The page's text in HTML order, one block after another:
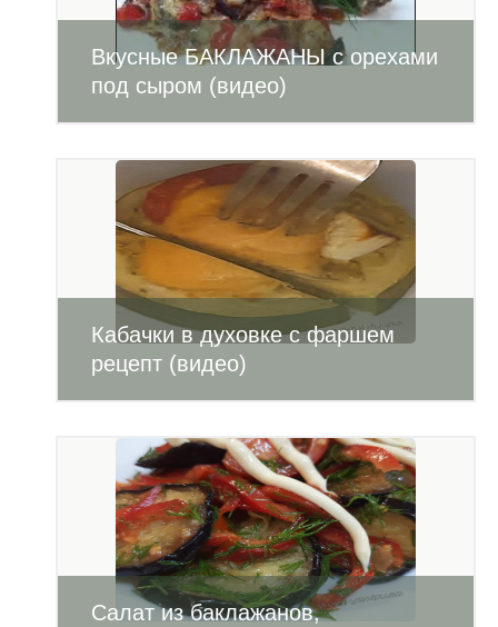
Вкусные БАКЛАЖАНЫ с орехами
под сыром (видео)
Кабачки в духовке с фаршем
рецепт (видео)
Салат из баклажанов,